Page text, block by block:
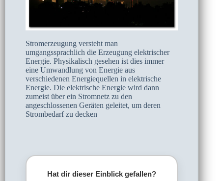
Stromerzeugung versteht man
umgangssprachlich die Erzeugung elektrischer
Energie. Physikalisch gesehen ist dies immer
eine Umwandlung von Energie aus
verschiedenen Energiequellen in elektrische
Energie. Die elektrische Energie wird dann
zumeist über ein Stromnetz zu den
angeschlossenen Geräten geleitet, um deren
Strombedarf zu decken
Hat dir dieser Einblick gefallen?